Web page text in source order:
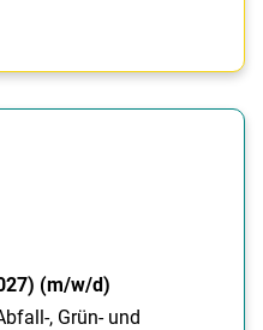
(m/w/d)
, Grün- und